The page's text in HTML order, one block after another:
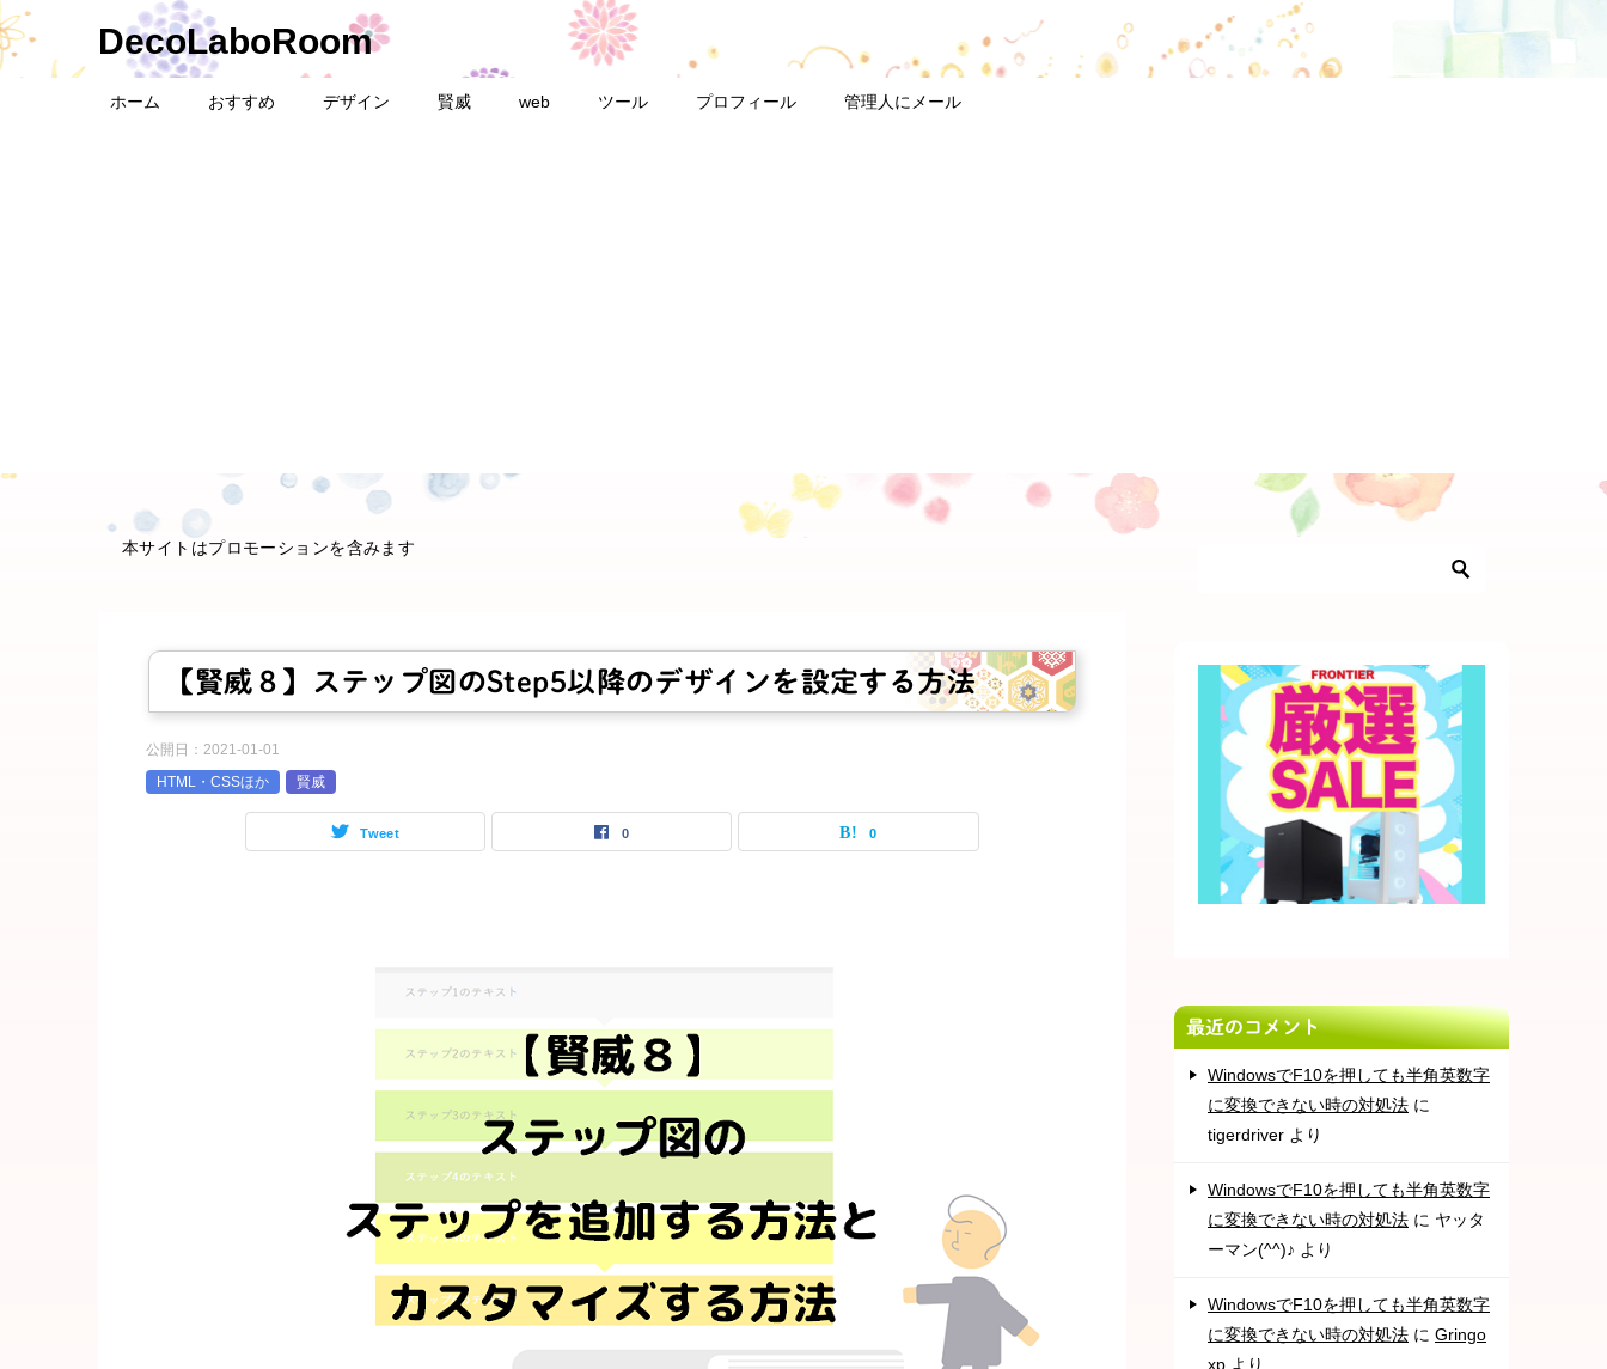
DecoLaboRoom
ホーム おすすめ デザイン 賢威 web ツール プロフィール 管理人にメール
本サイトはプロモーションを含みます
【賢威８】ステップ図のStep5以降のデザインを設定する方法
公開日： 2021-01-01
HTML・CSSほか
賢威
Tweet 0 0
最近のコメント
WindowsでF10を押しても半角英数字
に変換できない時の対処法 に
tigerdriver より
WindowsでF10を押しても半角英数字
に変換できない時の対処法 に ヤッタ
ーマン(^^)♪ より
WindowsでF10を押しても半角英数字
に変換できない時の対処法 に Gringo
xp より